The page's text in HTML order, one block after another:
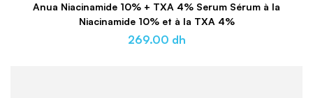
Anua Niacinamide 10% + TXA 4% Serum Sérum à la
Niacinamide 10% et à la TXA 4%
269.00 dh